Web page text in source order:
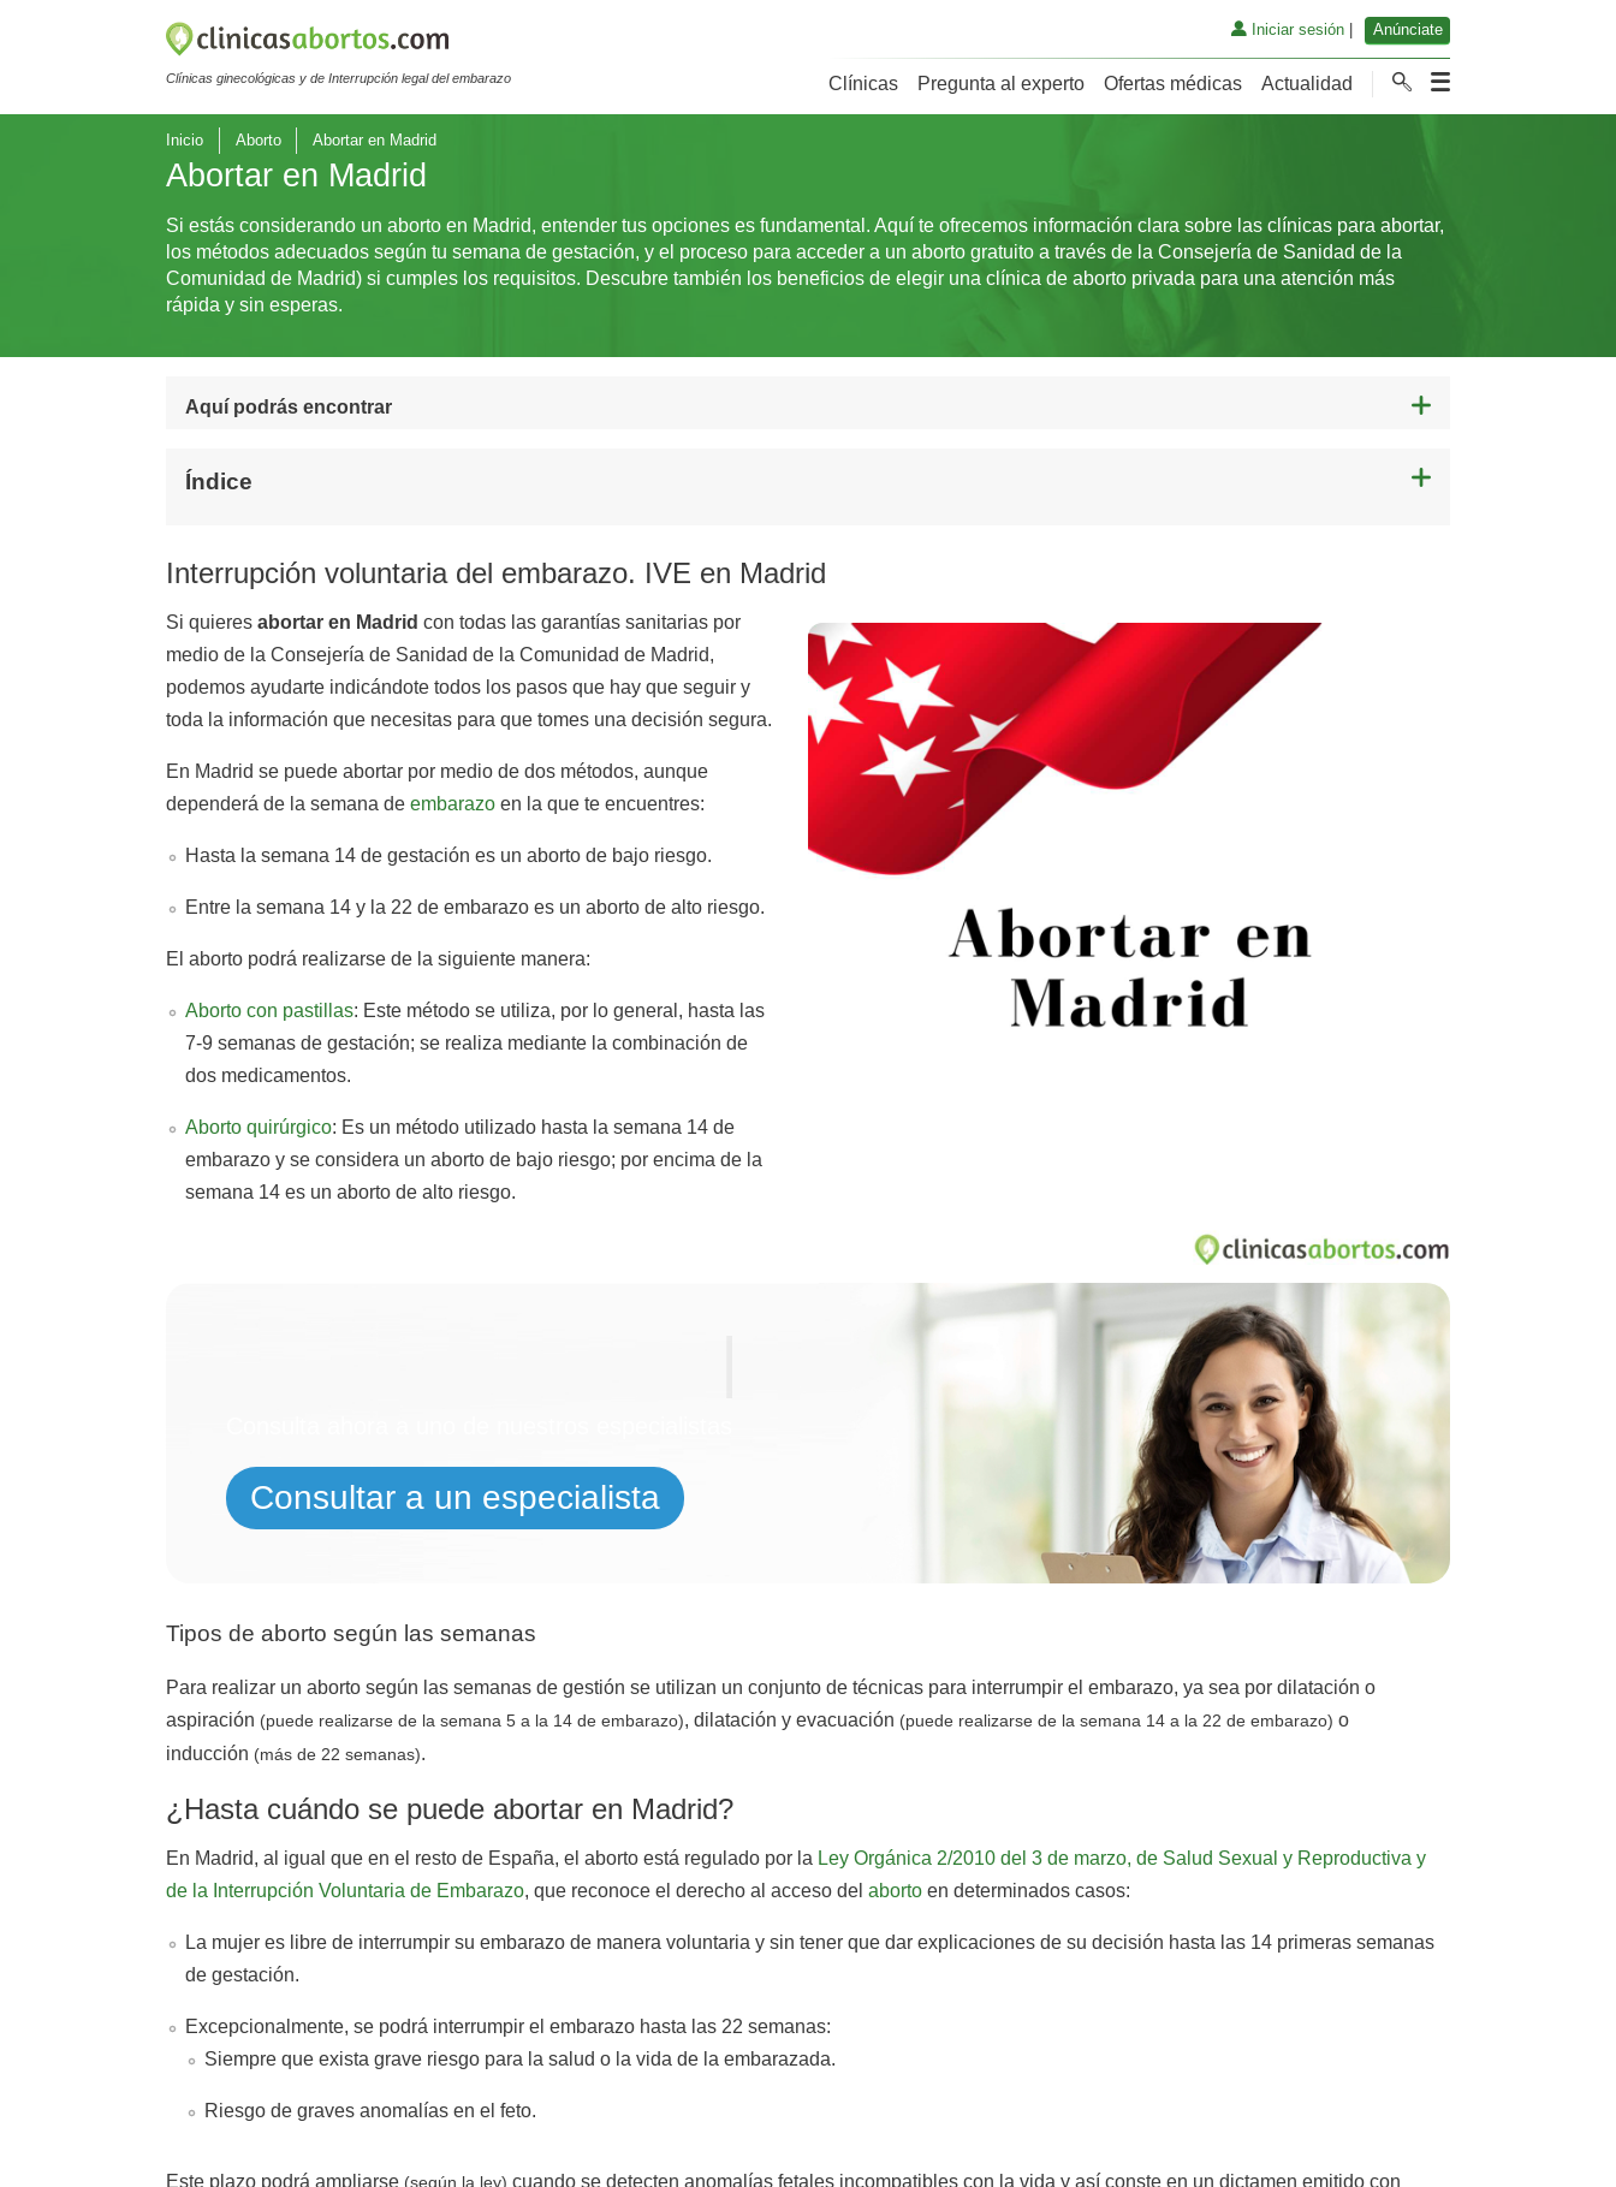
Clínicas ginecológicas y de Interrupción legal del embarazo
Iniciar sesión| Anúnciate
Clínicas Pregunta al experto Ofertas médicas Actualidad
Inicio Aborto Abortar en Madrid
Abortar en Madrid
Si estás considerando un aborto en Madrid, entender tus opciones es fundamental. Aquí te ofrecemos información clara sobre las clínicas para abortar,
los métodos adecuados según tu semana de gestación, y el proceso para acceder a un aborto gratuito a través de la Consejería de Sanidad de la
Comunidad de Madrid) si cumples los requisitos. Descubre también los beneficios de elegir una clínica de aborto privada para una atención más
rápida y sin esperas.
Aquí podrás encontrar
Índice
Interrupción voluntaria del embarazo. IVE en Madrid
Si quieres abortar en Madrid con todas las garantías sanitarias por
medio de la Consejería de Sanidad de la Comunidad de Madrid,
podemos ayudarte indicándote todos los pasos que hay que seguir y
toda la información que necesitas para que tomes una decisión segura.
En Madrid se puede abortar por medio de dos métodos, aunque
dependerá de la semana de embarazo en la que te encuentres:
Hasta la semana 14 de gestación es un aborto de bajo riesgo.
Entre la semana 14 y la 22 de embarazo es un aborto de alto riesgo.
El aborto podrá realizarse de la siguiente manera:
Aborto con pastillas: Este método se utiliza, por lo general, hasta las
7-9 semanas de gestación; se realiza mediante la combinación de
dos medicamentos.
Aborto quirúrgico: Es un método utilizado hasta la semana 14 de
embarazo y se considera un aborto de bajo riesgo; por encima de la
semana 14 es un aborto de alto riesgo.
Consultar a un especialista
Tipos de aborto según las semanas
Para realizar un aborto según las semanas de gestión se utilizan un conjunto de técnicas para interrumpir el embarazo, ya sea por dilatación o
aspiración (puede realizarse de la semana 5 a la 14 de embarazo), dilatación y evacuación (puede realizarse de la semana 14 a la 22 de embarazo) o
inducción (más de 22 semanas).
¿Hasta cuándo se puede abortar en Madrid?
En Madrid, al igual que en el resto de España, el aborto está regulado por la Ley Orgánica 2/2010 del 3 de marzo, de Salud Sexual y Reproductiva y
de la Interrupción Voluntaria de Embarazo, que reconoce el derecho al acceso del aborto en determinados casos:
La mujer es libre de interrumpir su embarazo de manera voluntaria y sin tener que dar explicaciones de su decisión hasta las 14 primeras semanas
de gestación.
Excepcionalmente, se podrá interrumpir el embarazo hasta las 22 semanas:
Siempre que exista grave riesgo para la salud o la vida de la embarazada.
Riesgo de graves anomalías en el feto.
Este plazo podrá ampliarse (según la ley) cuando se detecten anomalías fetales incompatibles con la vida y así conste en un dictamen emitido con